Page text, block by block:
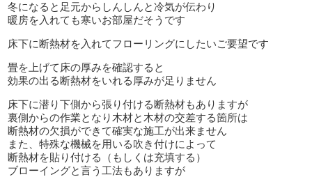
冬になると足元からしんしんと冷気が伝わり
暖房を入れても寒いお部屋だそうです
床下に断熱材を入れてフローリングにしたいご要望です
畳を上げて床の厚みを確認すると
効果の出る断熱材をいれる厚みが足りません
床下に潜り下側から張り付ける断熱材もありますが
裏側からの作業となり木材と木材の交差する箇所は
断熱材の欠損ができて確実な施工が出来ません
また、特殊な機械を用いる吹き付けによって
断熱材を貼り付ける（もしくは充填する）
ブローイングと言う工法もありますが